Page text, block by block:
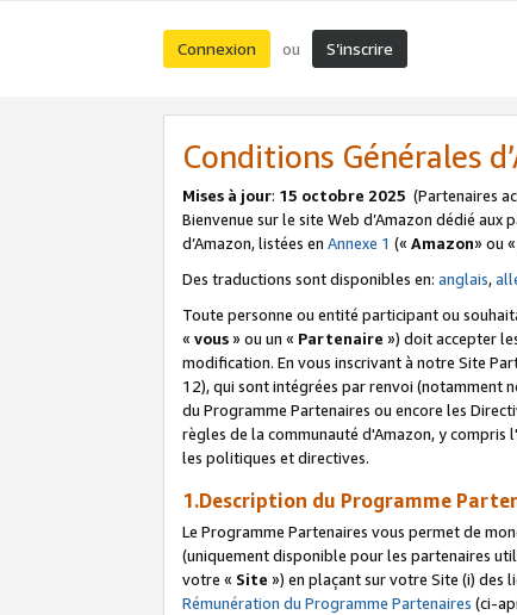
Connexion ou S’inscrire
Conditions Générales
Mises à jour: 15 octobre 2025 (Partenaires
Bienvenue sur le site Web d’Amazon dédié aux
d’Amazon, listées en Annexe 1 (« Amazon» ou «
Des traductions sont disponibles en: anglais,
Toute personne ou entité participant ou
« vous» ou un « Partenaire ») doit accepter
modification. En vous inscrivant à notre Site
12), qui sont intégrées par renvoi (notamment
du Programme Partenaires ou encore les
règles de la communauté d'Amazon, y
les politiques et directives.
1.Description du Programme
Le Programme Partenaires vous permet de
(uniquement disponible pour les partenaires
votre « Site ») en plaçant sur votre Site (i) des
Rémunération du Programme Partenaires (ci-